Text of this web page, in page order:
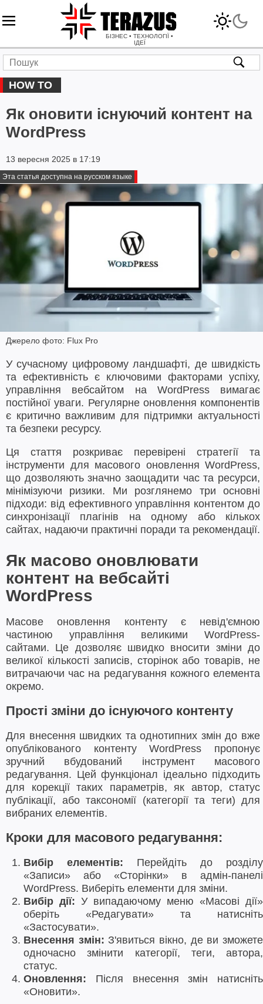
БІЗНЕС • ТЕХНОЛОГІЇ •
ІДЕЇ
HOW TO
Як оновити існуючий контент на
WordPress
13 вересня 2025 в 17:19
Эта статья доступна на русском языке
Джерело фото: Flux Pro
У сучасному цифровому ландшафті, де швидкість
та ефективність є ключовими факторами успіху,
управління вебсайтом на WordPress вимагає
постійної уваги. Регулярне оновлення компонентів
є критично важливим для підтримки актуальності
та безпеки ресурсу.
Ця стаття розкриває перевірені стратегії та
інструменти для масового оновлення WordPress,
що дозволяють значно заощадити час та ресурси,
мінімізуючи ризики. Ми розглянемо три основні
підходи: від ефективного управління контентом до
синхронізації плагінів на одному або кількох
сайтах, надаючи практичні поради та рекомендації.
Як масово оновлювати
контент на вебсайті
WordPress
Масове оновлення контенту є невід'ємною
частиною управління великими WordPress-
сайтами. Це дозволяє швидко вносити зміни до
великої кількості записів, сторінок або товарів, не
витрачаючи час на редагування кожного елемента
окремо.
Прості зміни до існуючого контенту
Для внесення швидких та однотипних змін до вже
опублікованого контенту WordPress пропонує
зручний вбудований інструмент масового
редагування. Цей функціонал ідеально підходить
для корекції таких параметрів, як автор, статус
публікації, або таксономії (категорії та теги) для
вибраних елементів.
Кроки для масового редагування:
Вибір елементів: Перейдіть до розділу
«Записи» або «Сторінки» в адмін-панелі
WordPress. Виберіть елементи для зміни.
Вибір дії: У випадаючому меню «Масові дії»
оберіть «Редагувати» та натисніть
«Застосувати».
Внесення змін: З'явиться вікно, де ви зможете
одночасно змінити категорії, теги, автора,
статус.
Оновлення: Після внесення змін натисніть
«Оновити».